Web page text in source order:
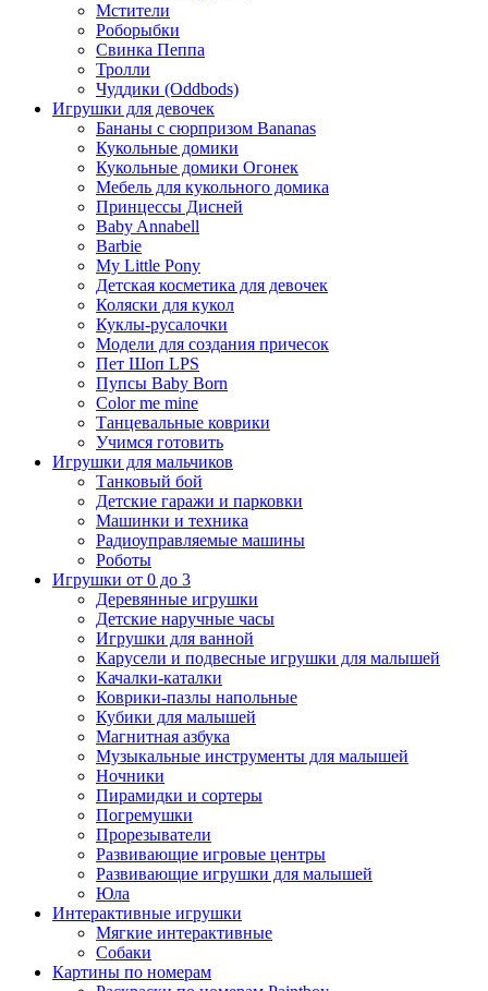
Мстители
Роборыбки
Свинка Пеппа
Тролли
Чуддики (Oddbods)
Игрушки для девочек
Бананы с сюрпризом Bananas
Кукольные домики
Кукольные домики Огонек
Мебель для кукольного домика
Принцессы Дисней
Baby Annabell
Barbie
My Little Pony
Детская косметика для девочек
Коляски для кукол
Куклы-русалочки
Модели для создания причесок
Пет Шоп LPS
Пупсы Baby Born
Сolor me mine
Танцевальные коврики
Учимся готовить
Игрушки для мальчиков
Танковый бой
Детские гаражи и парковки
Машинки и техника
Радиоуправляемые машины
Роботы
Игрушки от 0 до 3
Деревянные игрушки
Детские наручные часы
Игрушки для ванной
Карусели и подвесные игрушки для малышей
Качалки-каталки
Коврики-пазлы напольные
Кубики для малышей
Магнитная азбука
Музыкальные инструменты для малышей
Ночники
Пирамидки и сортеры
Погремушки
Прорезыватели
Развивающие игровые центры
Развивающие игрушки для малышей
Юла
Интерактивные игрушки
Мягкие интерактивные
Собаки
Картины по номерам